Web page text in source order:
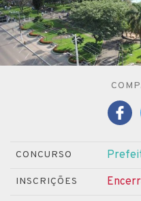
CONCURSO
INSCRIÇÕES